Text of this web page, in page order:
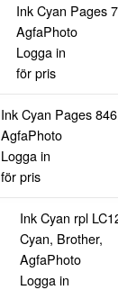
Ink Cyan Pages
AgfaPhoto
Logga in
för pris
Ink Cyan Pages
AgfaPhoto
Logga in
för pris
Ink Cyan rpl
Cyan, Brother,
AgfaPhoto
Logga in